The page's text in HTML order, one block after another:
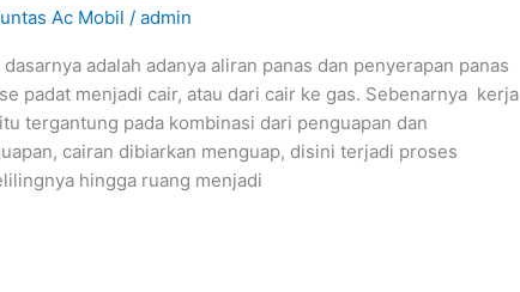
Ac Mobil /admin
adalah adanya aliran panas dan penyerapan panas
padat menjadi cair, atau dari cair ke gas. Sebenarnya kerja
tergantung pada kombinasi dari penguapan dan
cairan dibiarkan menguap, disini terjadi proses
hingga ruang menjadi